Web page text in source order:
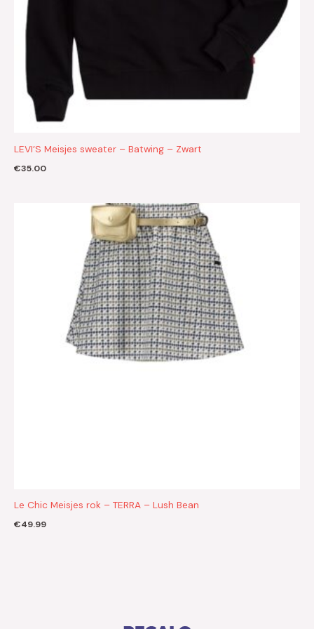
LEVI’S Meisjes sweater – Batwing – Zwart
€35.00
Le Chic Meisjes rok – TERRA – Lush Bean
€49.99